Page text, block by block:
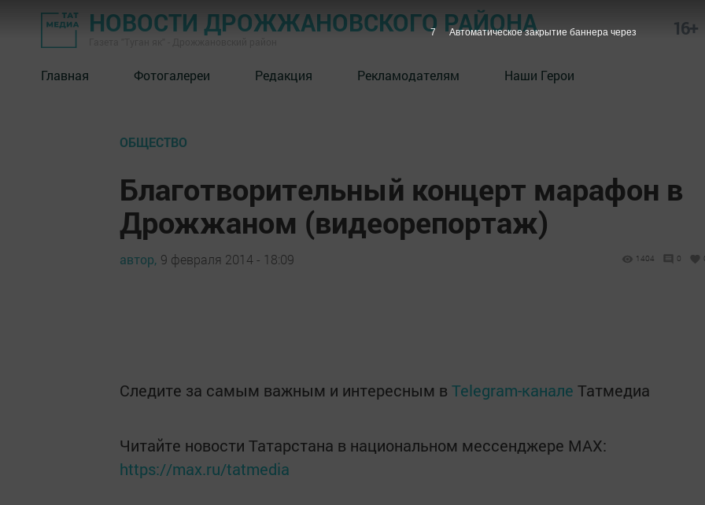
НОВОСТИ ДРОЖЖАНОВСКОГО РАЙОНА 16+
Главная Фотогалереи Редакция Рекламодателям Наши Герои
ОБЩЕСТВО
Благотворительный концерт марафон в
Дрожжаном (видеорепортаж)
автор, 9 февраля 2014 - 18:09 1404 0
Следите за самым важным и интересным в Telegram-канале Татмедиа
Читайте новости Татарстана в национальном мессенджере MАХ:
https://max.ru/tatmedia
6 Автоматическое закрытие баннера через